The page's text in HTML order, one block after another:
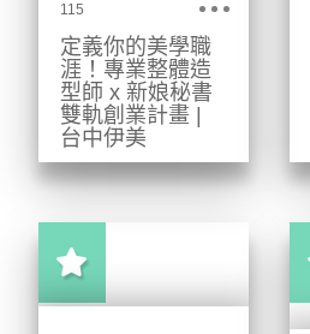
90%，提供原場
地考照與誠信經
營承諾。
115
定義你的美學職
涯！專業整體造
型師 x 新娘秘書
雙軌創業計畫 |
台中伊美
拒絕講解不清
收費。在全台中
最大造型基地，
讓妝髮實力轉化